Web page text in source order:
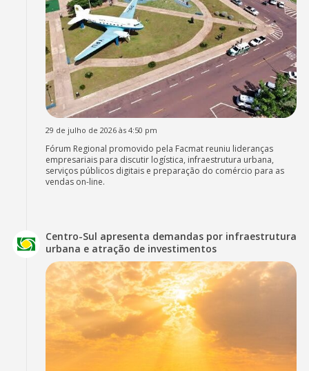
29 de julho de 2026 às 4:50 pm
Fórum Regional promovido pela Facmat reuniu lideranças
empresariais para discutir logística, infraestrutura urbana,
serviços públicos digitais e preparação do comércio para as
vendas on-line.
Centro-Sul apresenta demandas por infraestrutura
urbana e atração de investimentos